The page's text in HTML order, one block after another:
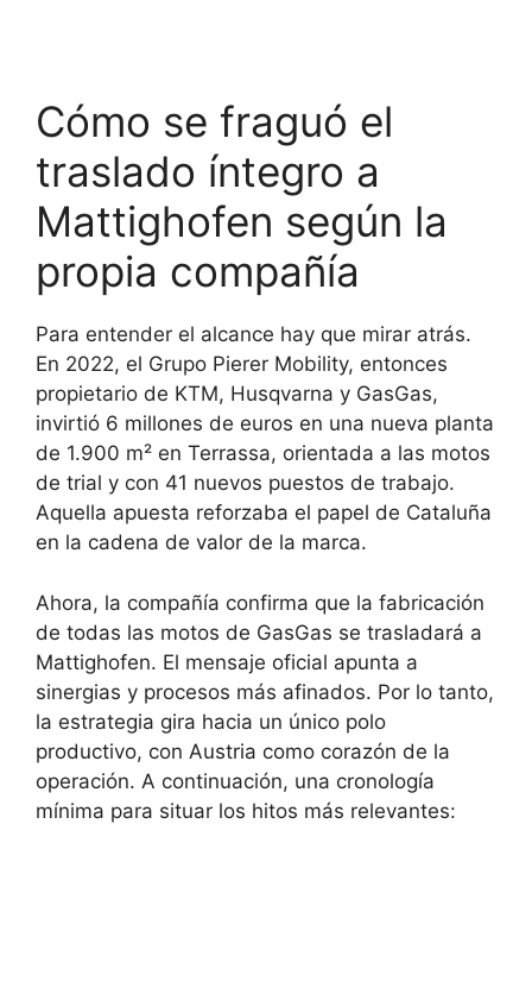
Cómo se fraguó el
traslado íntegro a
Mattighofen según la
propia compañía
Para entender el alcance hay que mirar atrás.
En 2022, el Grupo Pierer Mobility, entonces
propietario de KTM, Husqvarna y GasGas,
invirtió 6 millones de euros en una nueva planta
de 1.900 m² en Terrassa, orientada a las motos
de trial y con 41 nuevos puestos de trabajo.
Aquella apuesta reforzaba el papel de Cataluña
en la cadena de valor de la marca.
Ahora, la compañía confirma que la fabricación
de todas las motos de GasGas se trasladará a
Mattighofen. El mensaje oficial apunta a
sinergias y procesos más afinados. Por lo tanto,
la estrategia gira hacia un único polo
productivo, con Austria como corazón de la
operación. A continuación, una cronología
mínima para situar los hitos más relevantes: